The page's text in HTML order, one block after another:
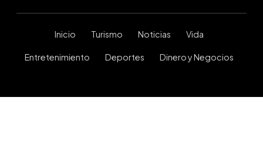
Inicio Turismo Noticias Vida
Entretenimiento Deportes Dinero y Negocios